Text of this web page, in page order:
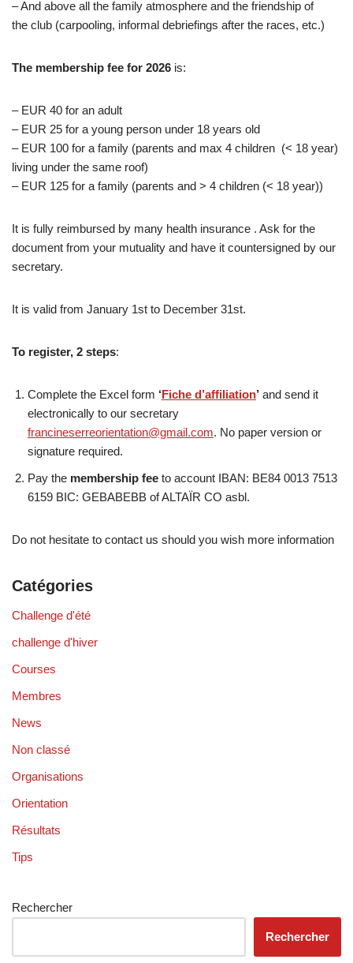
– And above all the family atmosphere and the friendship of
the club (carpooling, informal debriefings after the races, etc.)
The membership fee for 2026 is:
– EUR 40 for an adult
– EUR 25 for a young person under 18 years old
– EUR 100 for a family (parents and max 4 children (< 18 year)
living under the same roof)
– EUR 125 for a family (parents and > 4 children (< 18 year))
It is fully reimbursed by many health insurance . Ask for the
document from your mutuality and have it countersigned by our
secretary.
It is valid from January 1st to December 31st.
To register, 2 steps:
Complete the Excel form ‘Fiche d’affiliation’ and send it
electronically to our secretary
francineserreorientation@gmail.com. No paper version or
signature required.
Pay the membership fee to account IBAN: BE84 0013 7513
6159 BIC: GEBABEBB of ALTAÏR CO asbl.
Do not hesitate to contact us should you wish more information
Catégories
Challenge d'été
challenge d'hiver
Courses
Membres
News
Non classé
Organisations
Orientation
Résultats
Tips
Rechercher
Rechercher